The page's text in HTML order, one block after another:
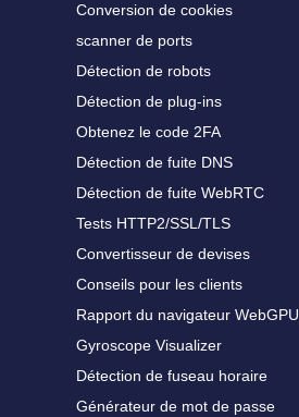
Conversion de cookies
scanner de ports
Détection de robots
Détection de plug-ins
Obtenez le code 2FA
Détection de fuite DNS
Détection de fuite WebRTC
Tests HTTP2/SSL/TLS
Convertisseur de devises
Conseils pour les clients
Rapport du navigateur WebGPU
Gyroscope Visualizer
Détection de fuseau horaire
Générateur de mot de passe